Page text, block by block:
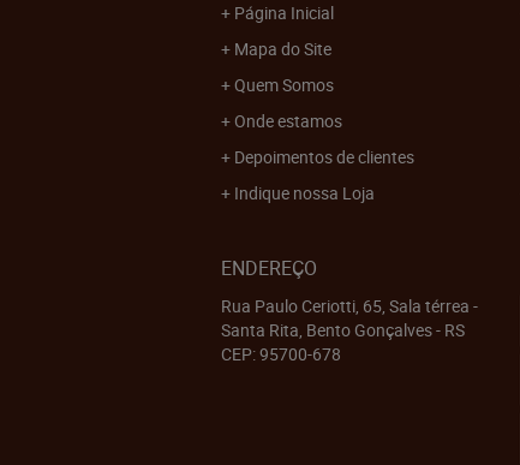
Página Inicial
Mapa do Site
Quem Somos
Onde estamos
Depoimentos de clientes
Indique nossa Loja
ENDEREÇO
Rua Paulo Ceriotti, 65, Sala térrea -
Santa Rita, Bento Gonçalves- RS
CEP: 95700-678